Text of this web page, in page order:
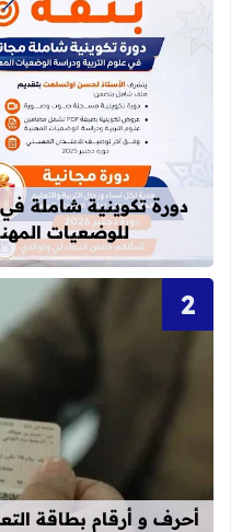
دورة تكوينية شاملة
للوضعيات
أحرف و أرقام بطاقة